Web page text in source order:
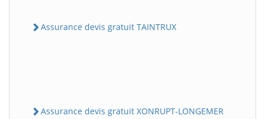
Assurance devis gratuit TAINTRUX
Assurance devis gratuit XONRUPT-LONGEMER